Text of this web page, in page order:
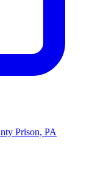
Prison, PA